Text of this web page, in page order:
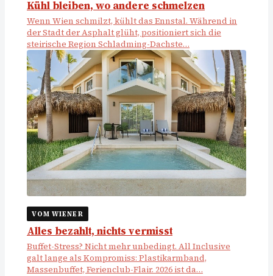
Kühl bleiben, wo andere schmelzen
Wenn Wien schmilzt, kühlt das Ennstal. Während in
der Stadt der Asphalt glüht, positioniert sich die
steirische Region Schladming-Dachste…
VOM WIENER
Alles bezahlt, nichts vermisst
Buffet-Stress? Nicht mehr unbedingt. All Inclusive
galt lange als Kompromiss: Plastikarmband,
Massenbuffet, Ferienclub-Flair. 2026 ist da…